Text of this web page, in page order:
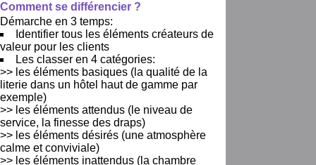
Comment se différencier ?
Démarche en 3 temps:
Identifier tous les éléments créateurs de
valeur pour les clients
Les classer en 4 catégories:
>> les éléments basiques (la qualité de la
literie dans un hôtel haut de gamme par
exemple)
>> les éléments attendus (le niveau de
service, la finesse des draps)
>> les éléments désirés (une atmosphère
calme et conviviale)
>> les éléments inattendus (la chambre